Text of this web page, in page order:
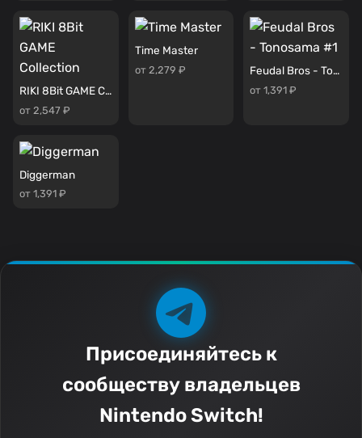
RIKI 8Bit GAME Collection
от 2,547 ₽
Time Master
от 2,279 ₽ Feudal Bros - Tonosama #1
от 1,391 ₽
Diggerman
от 1,391 ₽
Присоединяйтесь к
сообществу владельцев
Nintendo Switch!